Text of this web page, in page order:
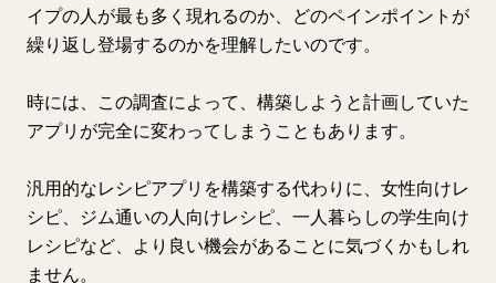
イプの人が最も多く現れるのか、どのペインポイントが
繰り返し登場するのかを理解したいのです。
時には、この調査によって、構築しようと計画していた
アプリが完全に変わってしまうこともあります。
汎用的なレシピアプリを構築する代わりに、女性向けレ
シピ、ジム通いの人向けレシピ、一人暮らしの学生向け
レシピなど、より良い機会があることに気づくかもしれ
ません。